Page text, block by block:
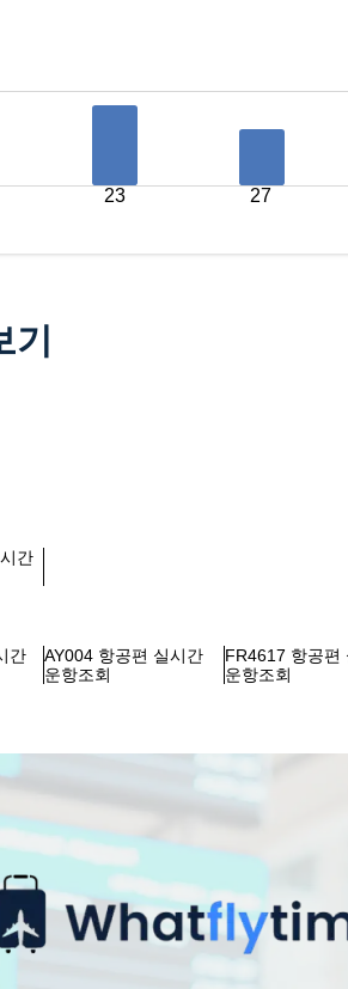
23 27
간
간
AY004 항공편 실시간
운항조회
FR4617 항공편
운항조회